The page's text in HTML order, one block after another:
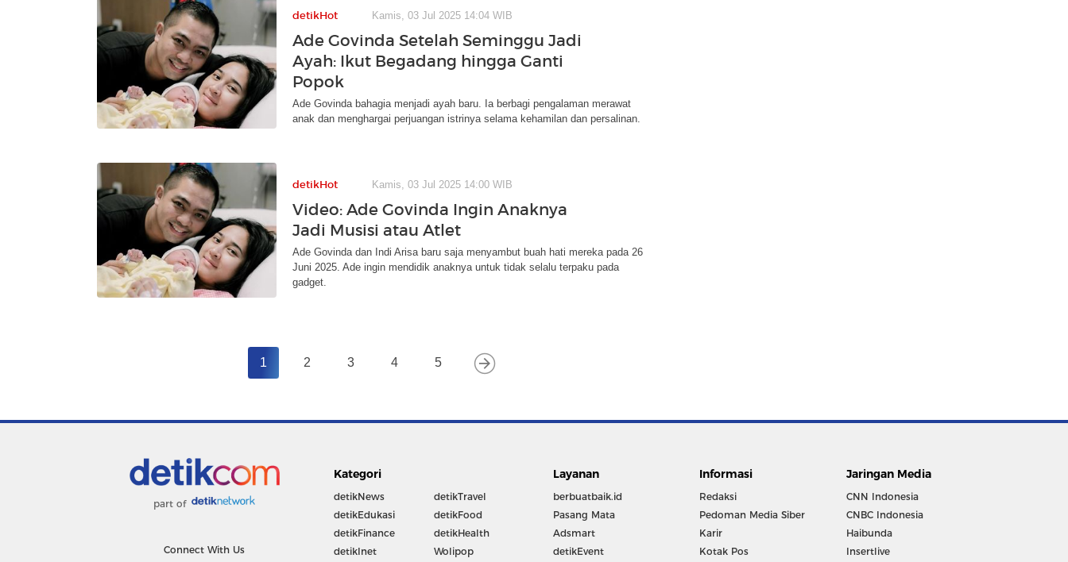
detikHot Kamis, 03 Jul 2025 14:04 WIB
Ade Govinda Setelah Seminggu Jadi
Ayah: Ikut Begadang hingga Ganti
Popok
Ade Govinda bahagia menjadi ayah baru. Ia berbagi pengalaman merawat
anak dan menghargai perjuangan istrinya selama kehamilan dan persalinan.
detikHot Kamis, 03 Jul 2025 14:00 WIB
Video: Ade Govinda Ingin Anaknya
Jadi Musisi atau Atlet
Ade Govinda dan Indi Arisa baru saja menyambut buah hati mereka pada 26
Juni 2025. Ade ingin mendidik anaknya untuk tidak selalu terpaku pada
gadget.
1 2 3 4 5
part of
Connect With Us
Kategori
detikNews
detikEdukasi
detikFinance
detikInet
detikTravel
detikFood
detikHealth
Wolipop
Layanan
berbuatbaik.id
Pasang Mata
Adsmart
detikEvent
Informasi
Redaksi
Pedoman Media Siber
Karir
Kotak Pos
Jaringan Media
CNN Indonesia
CNBC Indonesia
Haibunda
Insertlive